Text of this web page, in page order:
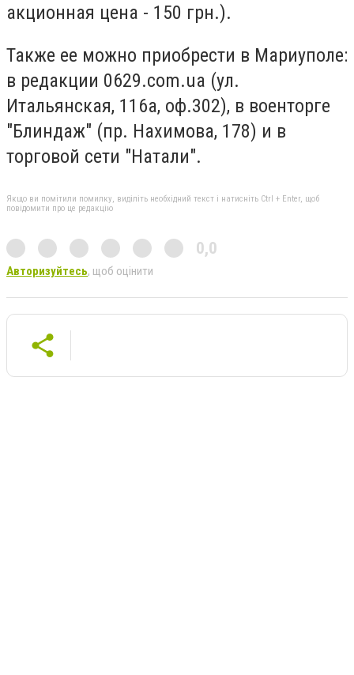
акционная цена - 150 грн.).
Также ее можно приобрести в Мариуполе:
в редакции 0629.com.ua (ул.
Итальянская, 116а, оф.302), в военторге
"Блиндаж" (пр. Нахимова, 178) и в
торговой сети "Натали".
Якщо ви помітили помилку, виділіть необхідний текст і натисніть Ctrl + Enter, щоб
повідомити про це редакцію
0,0
Авторизуйтесь, щоб оцінити